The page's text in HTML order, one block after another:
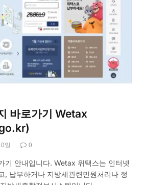
바로가기 Wetax
일 0
기 안내입니다. Wetax 위택스는 인터넷
, 납부하거나 지방세관련민원처리나 정